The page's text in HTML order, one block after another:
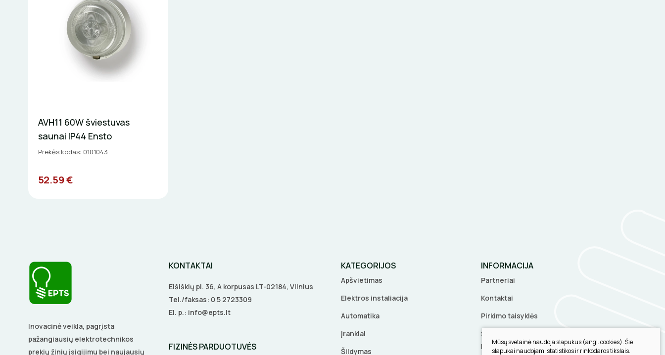
AVH11 60W šviestuvas
saunai IP44 Ensto
Prekės kodas: 0101043
52.59 €
Inovacinė veikla, pagrįsta
pažangiausių elektrotechnikos
prekių žinių įsigijimu bei naujausių
KONTAKTAI
Eišiškių pl. 36, A korpusas LT-02184, Vilnius
Tel./faksas: 0 5 2723309
El. p.: info@epts.lt
FIZINĖS PARDUOTUVĖS
KATEGORIJOS
Apšvietimas
Elektros instaliacija
Automatika
Įrankiai
Šildymas
INFORMACIJA
Partneriai
Kontaktai
Pirkimo taisyklės
Slapukų parinktys
Privatumo politika
Mūsų svetainė naudoja slapukus (angl. cookies). Šie
slapukai naudojami statistikos ir rinkodaros tikslais.